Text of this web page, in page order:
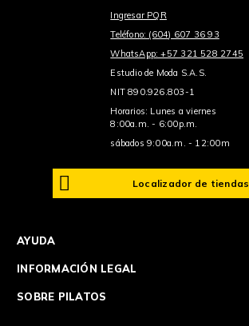
Ingresar PQR
Teléfono: (604) 607 36 93
WhatsApp: +57 321 528 2745
Estudio de Moda S.A.S.
NIT 890.926.803-1
Horarios: Lunes a viernes
8:00a.m. - 6:00p.m.
sábados 9:00a.m. - 12:00m
Localizador de tiendas
AYUDA
INFORMACIÓN LEGAL
SOBRE PILATOS